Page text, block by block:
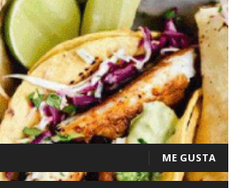
ME GUSTA